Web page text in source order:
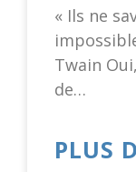
« Ils ne
Twain
de…
PLUS